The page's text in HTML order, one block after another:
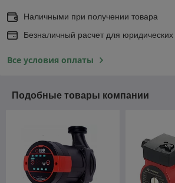
Наличными при получении товара
Безналичный расчет для
Все условия оплаты
Подобные товары компании